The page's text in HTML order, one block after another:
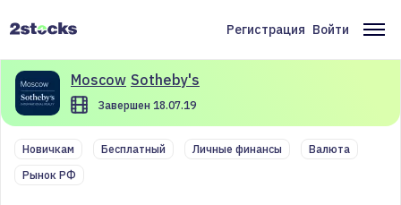
содержанию
Меню
пользователя
Регистрация Войти
Moscow Sotheby's
Завершен 18.07.19
Новичкам Бесплатный Личные финансы
Валюта
Рынок РФ